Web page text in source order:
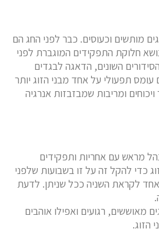
מותשים וכעוסים. כבר לפני החג הם
חלוקת התפקידים המוגברת לפני
השונים, הדאגה לבגדים
עומס תפעולי על אחד מבני הזוג יותר
ומריבות שמבזבזות אנרגיה
מראש עם אחריות ותפקידים
כדי להקל זה על זו בשבועות שלפני
לקראת השניה ככל שניתן. לדעת
מאוששים, רגועים ואפילו אוהבים
הזוג.